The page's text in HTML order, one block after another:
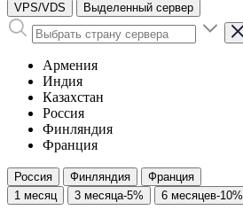
VPS/VDS Выделенный сервер
Армения
Индия
Казахстан
Россия
Финляндия
Франция
Россия Финляндия
Франция
1 месяц
3 месяца-5% 6 месяцев-10%